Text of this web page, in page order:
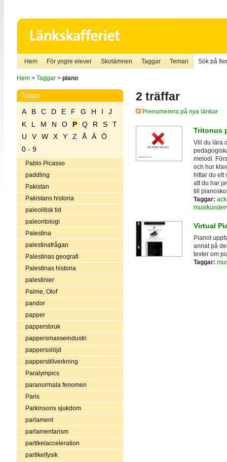
Hem För yngre elever Skolämnen Taggar Teman Sök på
Hem> Taggar> piano
Taggar
A B C D E F G H I
J
K
L M N O P Q R S
T
U
V W X Y Z Å Ä
Ö
0 - 9
Pablo Picasso
paddling
Pakistan
Pakistans historia
paleolitisk tid
paleontologi
Palestina
palestinafrågan
Palestinas geografi
Palestinas historia
palestinier
Palme, Olof
pandor
papper
pappersbruk
pappersmasseindustri
pappersslöjd
papperstillverkning
Paralympics
paranormala fenomen
Paris
Parkinsons sjukdom
parlament
parlamentarism
partikelacceleration
partikelfysik
2 träffar
Prenumerera på nya länkar
Tritonus
Vill du lära
melodi.
och hur
hittar du ett
att du har
till
Taggar:
Virtual
Pianot
annat på
texter om
Taggar: